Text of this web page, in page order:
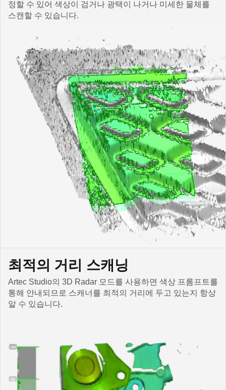
정할 수 있어 색상이 검거나 광택이 나거나 미세한 물체를
스캔할 수 있습니다.
최적의 거리 스캐닝
Artec Studio의 3D Radar 모드를 사용하면 색상 프롬프트를
통해 안내되므로 스캐너를 최적의 거리에 두고 있는지 항상
알 수 있습니다.